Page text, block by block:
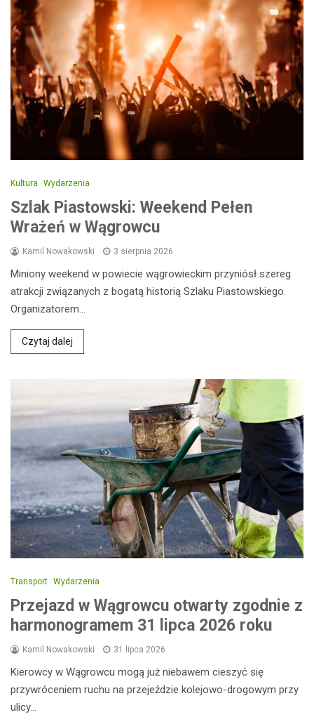
Kultura Wydarzenia
Szlak Piastowski: Weekend Pełen
Wrażeń w Wągrowcu
Kamil Nowakowski 3 sierpnia 2026
Miniony weekend w powiecie wągrowieckim przyniósł szereg
atrakcji związanych z bogatą historią Szlaku Piastowskiego.
Organizatorem…
Czytaj dalej
Transport Wydarzenia
Przejazd w Wągrowcu otwarty zgodnie z
harmonogramem 31 lipca 2026 roku
Kamil Nowakowski 31 lipca 2026
Kierowcy w Wągrowcu mogą już niebawem cieszyć się
przywróceniem ruchu na przejeździe kolejowo-drogowym przy
ulicy…